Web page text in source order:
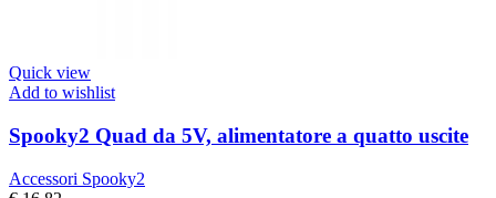
Quick view
Add to wishlist
Spooky2 Quad da 5V, alimentatore a quatto uscite
Accessori Spooky2